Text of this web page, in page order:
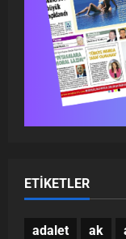
ETIKETLER
adalet ak